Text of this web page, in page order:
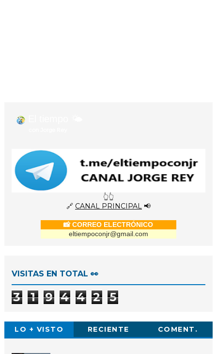
👆👆
🔗 CANAL PRINCIPAL📢
📸 CORREO ELECTRÓNICO
eltiempoconjr@gmail.com
VISITAS EN TOTAL 👀
3 1 9 4 4 2 5
LO + VISTO RECIENTE COMENT.